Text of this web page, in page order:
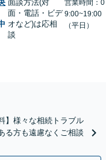
面談方法(対
面・電話・ビデ
オなど)は応相
談
営業時間：0
9:00~19:00
（平日）
】様々な相続トラブル
る方も遠慮なくご相談